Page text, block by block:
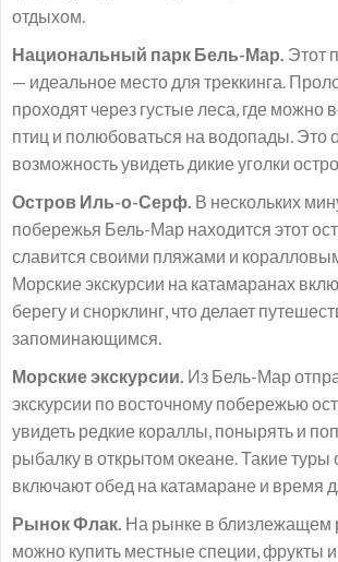
отдыхом.
Национальный парк Бель-Мар. Этот
— идеальное место для треккинга.
проходят через густые леса, где можно
птиц и полюбоваться на водопады. Это
возможность увидеть дикие уголки
Остров Иль-о-Серф. В нескольких
побережья Бель-Мар находится этот
славится своими пляжами и
Морские экскурсии на катамаранах
берегу и снорклинг, что делает
запоминающимся.
Морские экскурсии. Из Бель-Мар
экскурсии по восточному побережью
увидеть редкие кораллы, понырять и
рыбалку в открытом океане. Такие
включают обед на катамаране и время
Рынок Флак. На рынке в близлежащем
можно купить местные специи, фрукты